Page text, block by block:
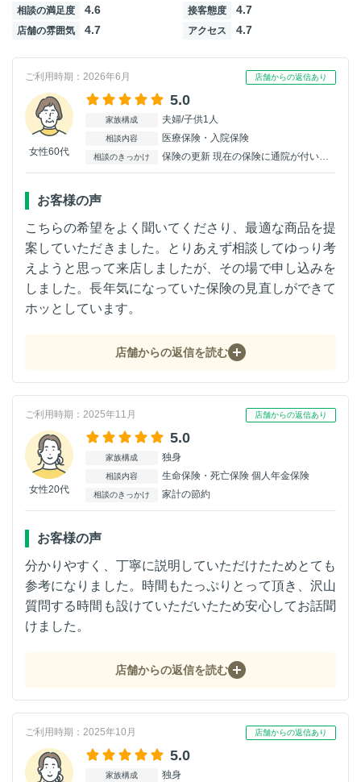
相談の満足度 4.6 接客態度 4.7
店舗の雰囲気 4.7 アクセス 4.7
ご利用時期：2026年6月 店舗からの返信あり
女性60代
5.0
家族構成 夫婦/子供1人
相談内容 医療保険・入院保険
相談のきっかけ 保険の更新 現在の保険に通院が付いてなかったので、見直しをする為。
お客様の声
こちらの希望をよく聞いてくださり、最適な商品を提
案していただきました。とりあえず相談してゆっり考
えようと思って来店しましたが、その場で申し込みを
しました。長年気になっていた保険の見直しができて
ホッとしています。
店舗からの返信を読む
ご利用時期：2025年11月 店舗からの返信あり
女性20代
5.0
家族構成 独身
相談内容 生命保険・死亡保険 個人年金保険
相談のきっかけ 家計の節約
お客様の声
分かりやすく、丁寧に説明していただけたためとても
参考になりました。時間もたっぷりとって頂き、沢山
質問する時間も設けていただいたため安心してお話聞
けました。
店舗からの返信を読む
ご利用時期：2025年10月 店舗からの返信あり
5.0
家族構成 独身